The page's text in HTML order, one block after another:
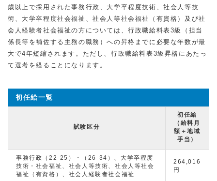
歳以上で採用された事務行政、大学卒程度技術、社会人等技
術、大学卒程度社会福祉、社会人等社会福祉（有資格）及び社
会人経験者社会福祉の方については、行政職給料表3級（担当
係長等を補佐する主務の職務）への昇格までに必要な年数が最
大で4年短縮されます。ただし、行政職給料表3級昇格にあたっ
て選考を経ることになります。
初任給一覧
試験区分
初任給
（給料月
額＋地域
手当）
事務行政（22-25）・（26-34）、大学卒程度
技術・社会福祉、社会人等技術、社会人等社会
福祉（有資格）、社会人経験者社会福祉
264,016
円